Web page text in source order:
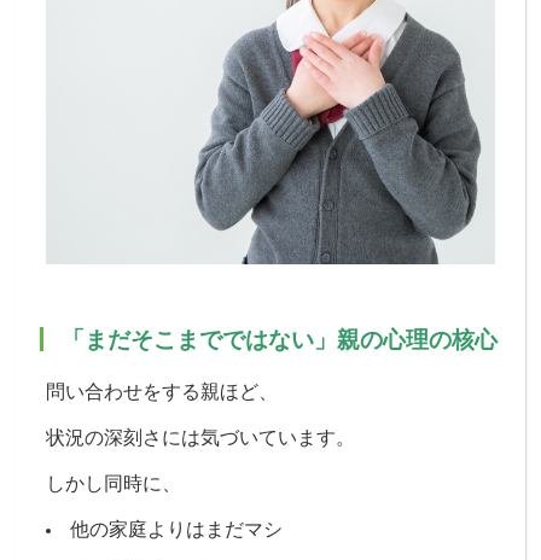
「まだそこまでではない」親の心理の核心
問い合わせをする親ほど、
状況の深刻さには気づいています。
しかし同時に、
他の家庭よりはまだマシ